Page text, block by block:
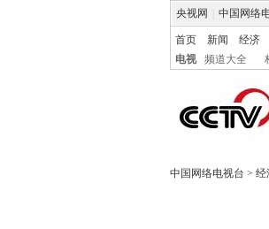
央视网 中国网络
首页 新闻 经济
电视
频道大全
中国网络电视台 > 经